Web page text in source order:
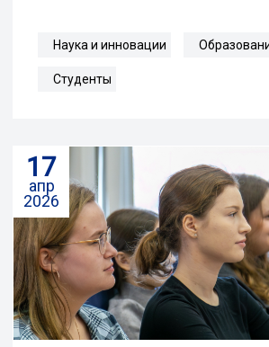
Наука и инновации
Студенты
17
апр
2026